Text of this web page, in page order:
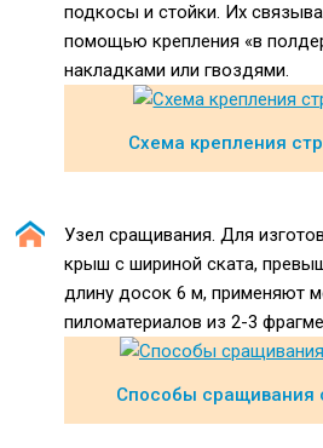
подкосы и стойки. Их
помощью крепления «в
накладками или гвоздями.
Схема крепления
Узел сращивания. Для
крыш с шириной ската,
длину досок 6 м, применяют
пиломатериалов из 2-3
Способы сращивания